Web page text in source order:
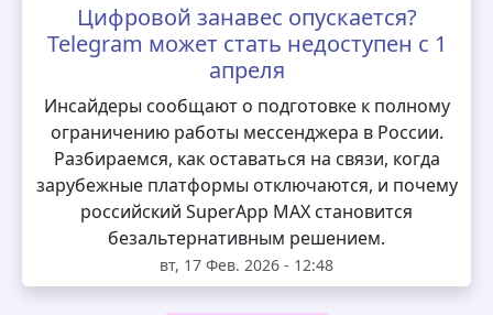
Цифровой занавес опускается?
Telegram может стать недоступен с 1
апреля
Инсайдеры сообщают о подготовке к полному
ограничению работы мессенджера в России.
Разбираемся, как оставаться на связи, когда
зарубежные платформы отключаются, и почему
российский SuperApp MAX становится
безальтернативным решением.
вт, 17 Фев. 2026 - 12:48